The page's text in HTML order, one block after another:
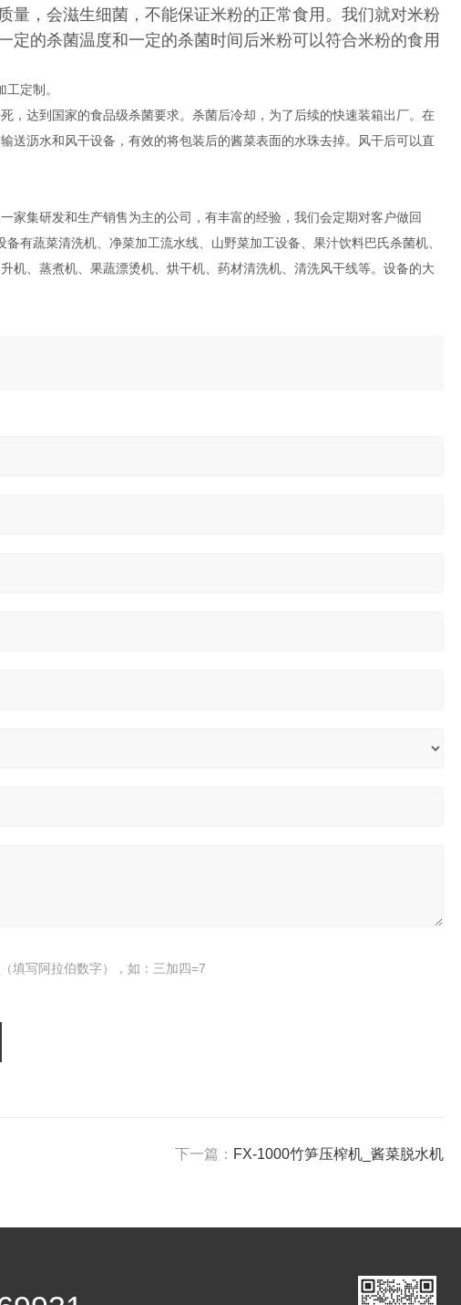
量，会滋生细菌，不能保证米粉的正常食用。我们就对米粉
的杀菌温度和一定的杀菌时间后米粉可以符合米粉的食用
定制。
，达到国家的食品级杀菌要求。杀菌后冷却，为了后续的快速装箱出厂。在
送沥水和风干设备，有效的将包装后的酱菜表面的水珠去掉。风干后可以直
家集研发和生产销售为主的公司，有丰富的经验，我们会定期对客户做回
有蔬菜清洗机、净菜加工流水线、山野菜加工设备、果汁饮料巴氏杀菌机、
机、蒸煮机、果蔬漂烫机、烘干机、药材清洗机、清洗风干线等。设备的大
填写阿拉伯数字），如：三加四=7
下一篇： FX-1000竹笋压榨机_酱菜脱水机